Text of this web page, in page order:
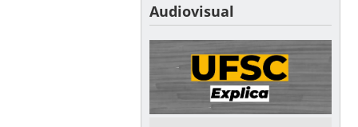
Audiovisual